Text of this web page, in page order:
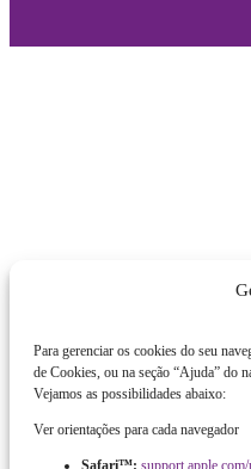
Para gerenciar os cookies do seu
de Cookies, ou na seção “Ajuda” do
Vejamos as possibilidades abaixo:
Ver orientações para cada navegador
Safari™: